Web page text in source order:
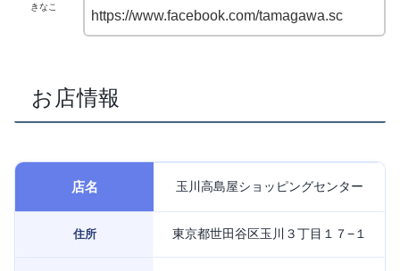
きなこ
https://www.facebook.com/tamagawa.sc
お店情報
店名 玉川高島屋ショッピングセンター
住所 東京都世田谷区玉川３丁目１７−１